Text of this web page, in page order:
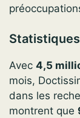
Avec 4,5
mois,
dans les
montrent que